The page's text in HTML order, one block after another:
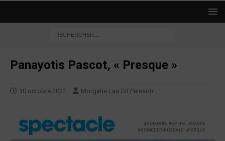
Panayotis Pascot, « Presque »
10 octobre 2021 Morgane Las Dit Peisson